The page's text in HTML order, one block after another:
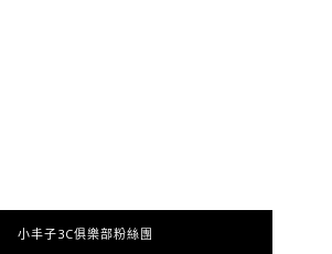
小丰子3C俱樂部粉絲團